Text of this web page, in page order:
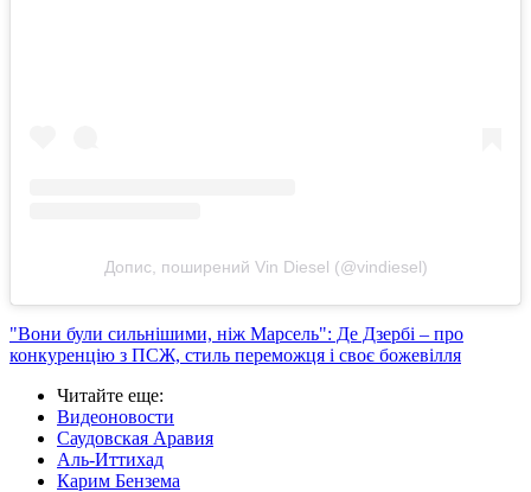
Допис, поширений Vin Diesel (@vindiesel)
"Вони були сильнішими, ніж Марсель": Де Дзербі – про
конкуренцію з ПСЖ, стиль переможця і своє божевілля
Читайте еще:
Видеоновости
Саудовская Аравия
Аль-Иттихад
Карим Бензема